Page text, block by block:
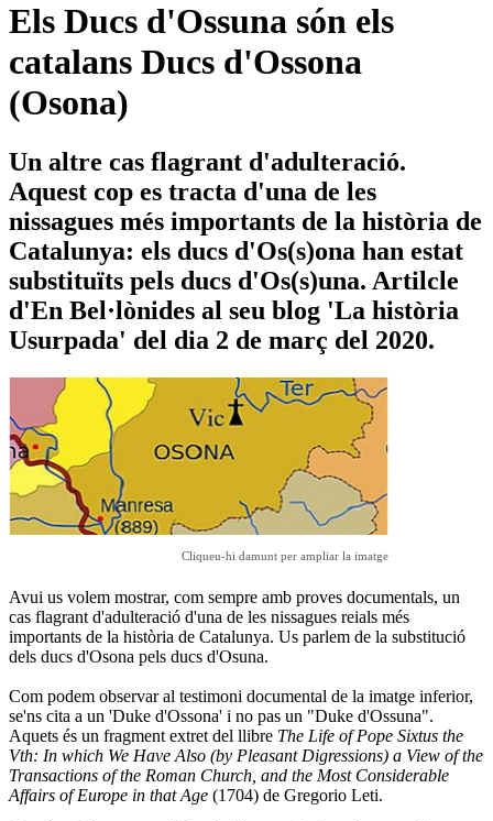
Els Ducs d'Ossuna són els
catalans Ducs d'Ossona
(Osona)
Un altre cas flagrant d'adulteració.
Aquest cop es tracta d'una de les
nissagues més importants de la història de
Catalunya: els ducs d'Os(s)ona han estat
substituïts pels ducs d'Os(s)una. Artilcle
d'En Bel·lònides al seu blog 'La història
Usurpada' del dia 2 de març del 2020.
Cliqueu-hi damunt per ampliar la imatge
Avui us volem mostrar, com sempre amb proves documentals, un
cas flagrant d'adulteració d'una de les nissagues reials més
importants de la història de Catalunya. Us parlem de la substitució
dels ducs d'Osona pels ducs d'Osuna.
Com podem observar al testimoni documental de la imatge inferior,
se'ns cita a un 'Duke d'Ossona' i no pas un "Duke d'Ossuna".
Aquets és un fragment extret del llibre The Life of Pope Sixtus the
Vth: In which We Have Also (by Pleasant Digressions) a View of the
Transactions of the Roman Church, and the Most Considerable
Affairs of Europe in that Age (1704) de Gregorio Leti.